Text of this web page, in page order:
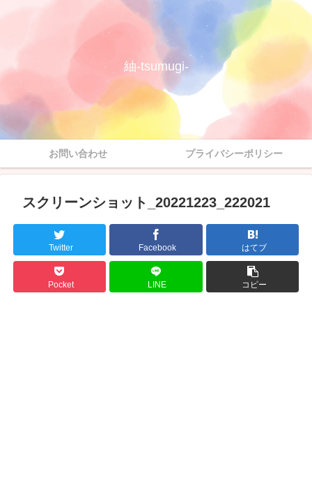
紬-tsumugi-
お問い合わせ プライバシーポリシー
スクリーンショット_20221223_222021
Twitter Facebook はてブ
Pocket LINE コピー